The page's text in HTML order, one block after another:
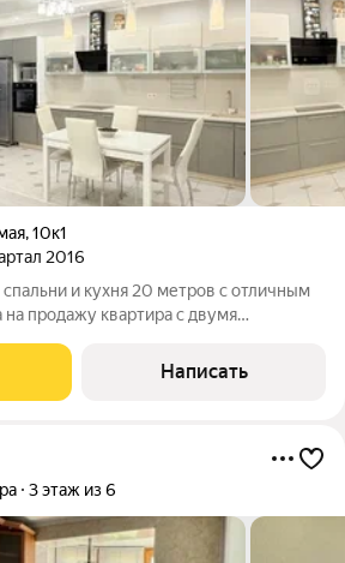
,10к1
2016
и кухня 20 метров с отличным
продажу квартира с двумя
спальная зона в просторной кухне-
лоджии с
Написать
3 этаж из 6